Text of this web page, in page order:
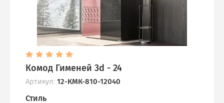
Комод Гименей 3d - 24
Артикул: 12-КМК-810-12040
Стиль